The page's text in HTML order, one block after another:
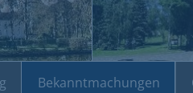
Bekanntmachungen